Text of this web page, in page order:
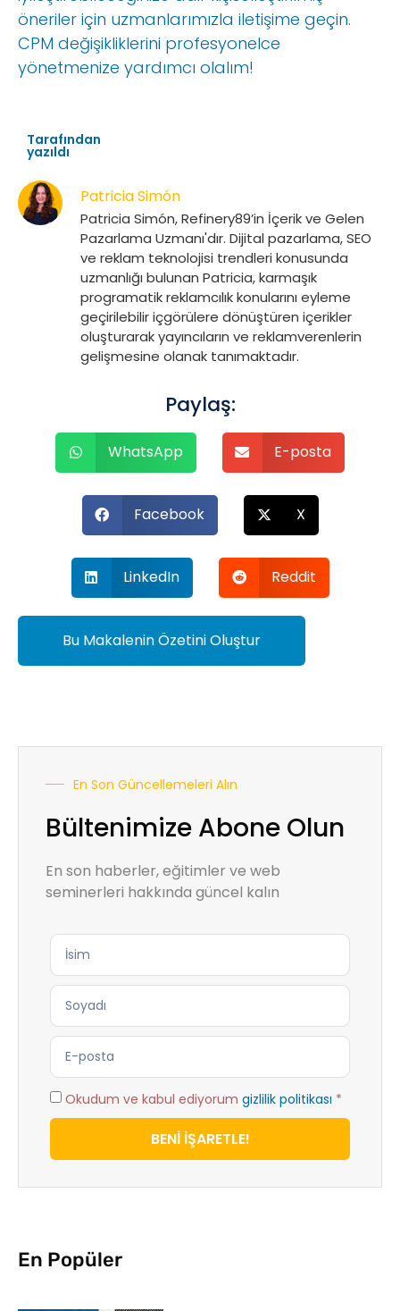
öneriler için uzmanlarımızla iletişime geçin.
CPM değişikliklerini profesyonelce
yönetmenize yardımcı olalım!
Tarafından
yazıldı
Patricia Simón
Patricia Simón, Refinery89’in İçerik ve Gelen
Pazarlama Uzmanı'dır. Dijital pazarlama, SEO
ve reklam teknolojisi trendleri konusunda
uzmanlığı bulunan Patricia, karmaşık
programatik reklamcılık konularını eyleme
geçirilebilir içgörülere dönüştüren içerikler
oluşturarak yayıncıların ve reklamverenlerin
gelişmesine olanak tanımaktadır.
Paylaş:
WhatsApp E-posta
Facebook X
LinkedIn Reddit
Bu Makalenin Özetini Oluştur
En Son Güncellemeleri Alın
Bültenimize Abone Olun
En son haberler, eğitimler ve web
seminerleri hakkında güncel kalın
Okudum ve kabul ediyorum gizlilik politikası *
BENİ İŞARETLE!
En Popüler